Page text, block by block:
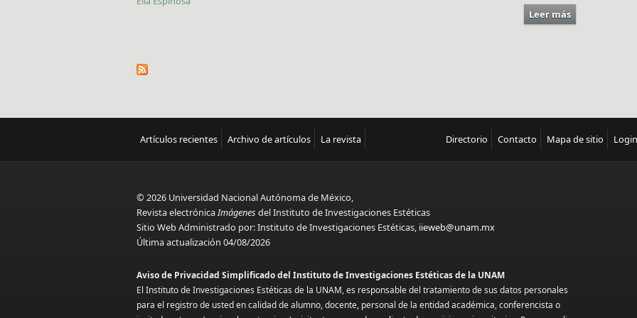
Leer más
Artículos recientes Archivo de artículos La revista Directorio Contacto Mapa de sitio Login
© 2026 Universidad Nacional Autónoma de México,
Revista electrónicaImágenes del Instituto de Investigaciones Estéticas
Sitio Web Administrado por: Instituto de Investigaciones Estéticas, iieweb@unam.mx
Última actualización 04/08/2026
Aviso de Privacidad Simplificado del Instituto de Investigaciones Estéticas de la UNAM
El Instituto de Investigaciones Estéticas de la UNAM, es responsable del tratamiento de sus datos personales
para el registro de usted en calidad de alumno, docente, personal de la entidad académica, conferencista o